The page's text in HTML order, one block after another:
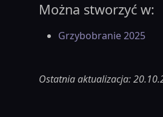
Można stworzyć w:
Grzybobranie 2025
Ostatnia aktualizacja: